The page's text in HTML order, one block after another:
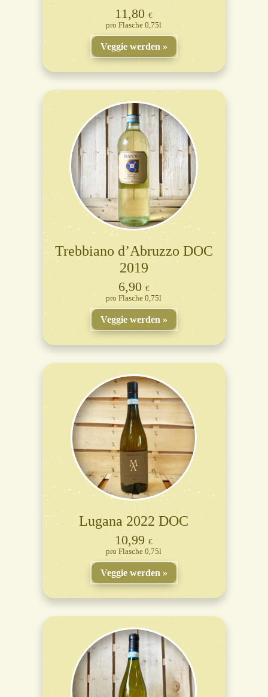
11,80€
Flasche 0,75l
Veggie werden
Trebbiano d’Abruzzo DOC
2019
6,90€
Flasche 0,75l
Veggie werden
Lugana 2022 DOC
10,99€
Flasche 0,75l
Veggie werden